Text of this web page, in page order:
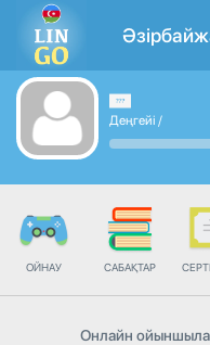
Деңгейі /
ОЙНАУ САБАҚТАР
Онлайн